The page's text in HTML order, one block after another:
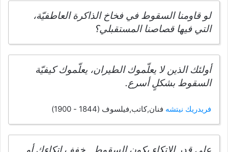
لو قاومنا السقوط في فخاخ الذاكرة العاطفيّة،
التي فيها قصاصنا المستقبلي؟
أولئك الذين لا يعلّموك الطيران، يعلّموك كيفيّة
السقوط بشكلٍ أسرع.
فريدريك نيتشه فنان,كاتب,فيلسوف (1844 - 1900)
على قدر الإتكاء يكون السقوط , خفف اتكاءك أو